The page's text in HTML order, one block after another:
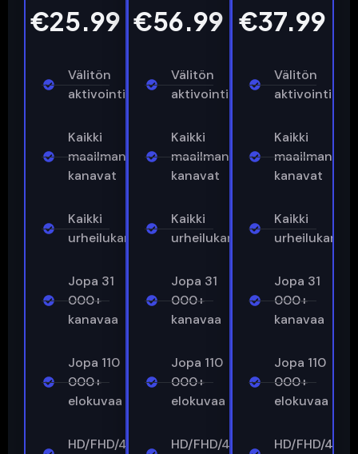
€25.99
Välitön
aktivointi
Kaikki
maailman
kanavat
Kaikki
urheilukanavat
Jopa 31
000+
kanavaa
Jopa 110
000+
elokuvaa
HD/FHD/4K-
€56.99
Välitön
aktivointi
Kaikki
maailman
kanavat
Kaikki
urheilukanavat
Jopa 31
000+
kanavaa
Jopa 110
000+
elokuvaa
HD/FHD/4K-
€37.99
Välitön
aktivointi
Kaikki
maailman
kanavat
Kaikki
Jopa 31
000+
kanavaa
Jopa 110
000+
elokuvaa
HD/FHD/4K-